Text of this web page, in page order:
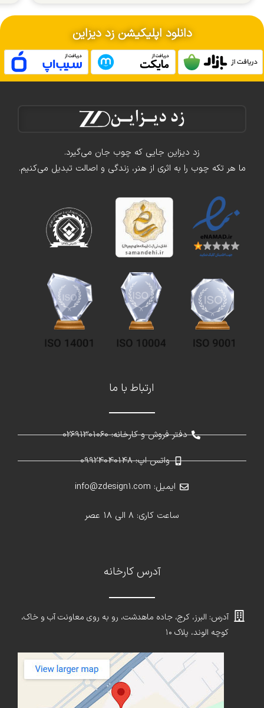
دانلود اپلیکیشن زد دیزاین
زد دیزاین جایی که چوب جان می‌گیرد.
ما هر تکه چوب را به اثری از هنر، زندگی و اصالت تبدیل می‌کنیم.
ارتباط با ما
دفتر فروش و کارخانه: 02691301060
واتس اپ: 09924040148
ایمیل: info@zdesign1.com
ساعت کاری: 8 الی 18 عصر
آدرس کارخانه
آدرس: البرز، کرج، جاده ماهدشت، رو به روی معاونت آب و خاک،
کوچه الوند، پلاک ۱۰